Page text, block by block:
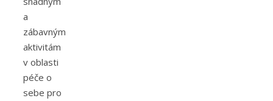
a
zábavným
aktivitám
v oblasti
péče o
sebe pro